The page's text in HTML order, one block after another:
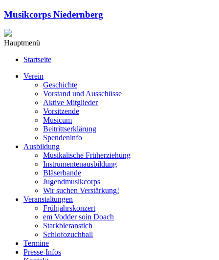
Musikcorps Niedernberg
Hauptmenü
Startseite
Verein
Geschichte
Vorstand und Ausschüsse
Aktive Mitglieder
Vorsitzende
Musicum
Beitrittserklärung
Spendeninfo
Ausbildung
Musikalische Früherziehung
Instrumentenausbildung
Bläserbande
Jugendmusikcorps
Wir suchen Verstärkung!
Veranstaltungen
Frühjahrskonzert
em Vodder soin Doach
Starkbieranstich
Schlofozuchball
Termine
Presse-Infos